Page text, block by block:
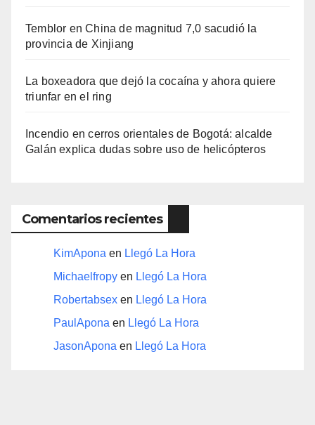
Temblor en China de magnitud 7,0 sacudió la
provincia de Xinjiang
La boxeadora que dejó la cocaína y ahora quiere
triunfar en el ring​
Incendio en cerros orientales de Bogotá: alcalde
Galán explica dudas sobre uso de helicópteros
Comentarios recientes
KimApona en Llegó La Hora
Michaelfropy en Llegó La Hora
Robertabsex en Llegó La Hora
PaulApona en Llegó La Hora
JasonApona en Llegó La Hora